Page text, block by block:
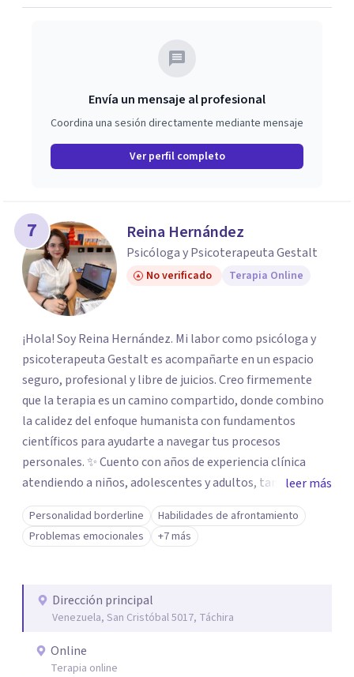
Envía un mensaje al profesional
Coordina una sesión directamente mediante mensaje
Ver perfil completo
7 Reina Hernández
Psicóloga y Psicoterapeuta Gestalt
No verificado Terapia Online
¡Hola! Soy Reina Hernández. Mi labor como psicóloga y
psicoterapeuta Gestalt es acompañarte en un espacio
seguro, profesional y libre de juicios. Creo firmemente
que la terapia es un camino compartido, donde combino
la calidez del enfoque humanista con fundamentos
científicos para ayudarte a navegar tus procesos
personales. ✨ Cuento con años de experiencia clínica
atendiendo a niños, adolescentes y adultos, tanto en mi
consultorio privado como en entornos especializados. Me
especializo en el abordaje de traumas, trastornos del
ánimo, duelos y los desafíos emocionales que surgen con
integral: desde la contención en crisis hasta el diseño de
tratamientos personalizados, mi meta es brindarte
herramientas reales para tu bienestar. 🫂 Mi formación
como Licenciada en Psicología, sumada a mis estudios en
psicopatología, psicología clínica, comunitaria y
leer más
Personalidad borderline
Habilidades de afrontamiento
Problemas emocionales
+7 más
Dirección principal
Venezuela, San Cristóbal 5017, Táchira
Online
Terapia online